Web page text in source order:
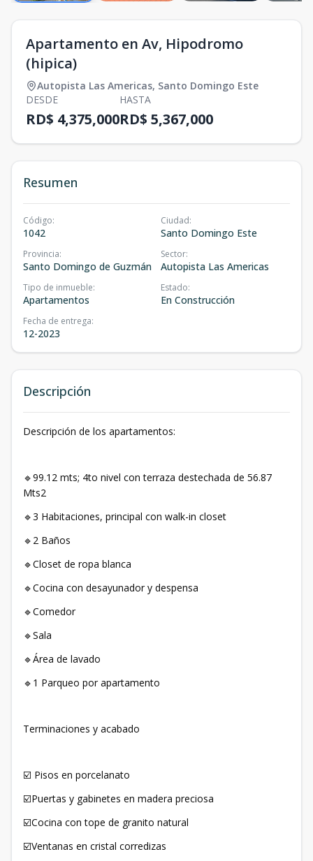
Apartamento en Av, Hipodromo
(hipica)
Autopista Las Americas, Santo Domingo Este
DESDE
RD$ 4,375,000
HASTA
RD$ 5,367,000
Resumen
Código:
1042
Ciudad:
Santo Domingo Este
Provincia:
Santo Domingo de Guzmán
Sector:
Autopista Las Americas
Tipo de inmueble:
Apartamentos
Estado:
En Construcción
Fecha de entrega:
12-2023
Descripción
Descripción de los apartamentos:
🔹99.12 mts; 4to nivel con terraza destechada de 56.87
Mts2
🔹3 Habitaciones, principal con walk-in closet
🔹2 Baños
🔹Closet de ropa blanca
🔹Cocina con desayunador y despensa
🔹Comedor
🔹Sala
🔹Área de lavado
🔹1 Parqueo por apartamento
Terminaciones y acabado
☑️ Pisos en porcelanato
☑️Puertas y gabinetes en madera preciosa
☑️Cocina con tope de granito natural
☑️Ventanas en cristal corredizas